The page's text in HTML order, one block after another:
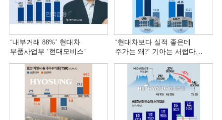
‘내부거래 88%ʼ 현대차
부품사업부 ‘현대모비스ʼ
‘현대차보다 실적 좋은데
주가는 왜?ʼ 기아는 서럽다